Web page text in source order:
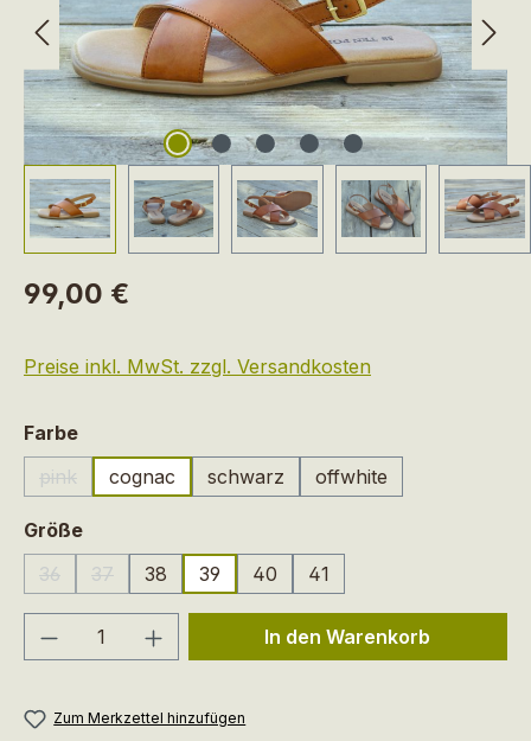
Regulärer Preis:
99,00 €
Preise inkl. MwSt. zzgl. Versandkosten
Farbeauswählen
pink
(Diese Option ist zurzeit nicht verfügbar.)
cognac schwarz offwhite
Größeauswählen
36
(Diese Option ist zurzeit nicht verfügbar.)
37
(Diese Option ist zurzeit nicht verfügbar.)
38 39 40 41
Produkt Anzahl: Gib denIn den Warenkorb
Zum Merkzettel hinzufügen